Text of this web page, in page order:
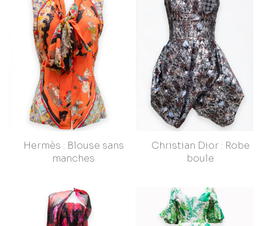
Hermès : Blouse sans
manches
Christian Dior : Robe
boule